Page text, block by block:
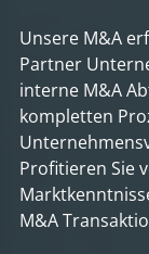
Unsere M&A
Partner
interne M&A
kompletten
Profitieren Sie
M&A